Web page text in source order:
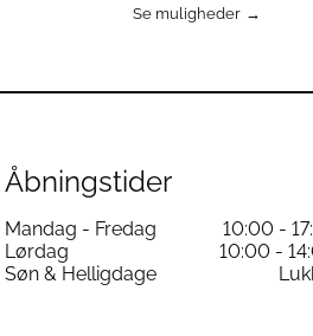
Se muligheder
flere
kan
vælges
varesiden
Åbningstider
Mandag - Fredag
10:00 -
Lørdag
10:00 -
Søn & Helligdage